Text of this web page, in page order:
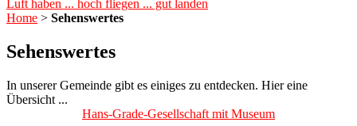
Luft haben ... hoch fliegen ... gut landen
Home > Sehenswertes
Sehenswertes
In unserer Gemeinde gibt es einiges zu entdecken. Hier eine
Übersicht ...
Hans-Grade-Gesellschaft mit Museum